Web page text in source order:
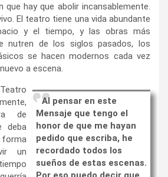
que hay que abolir incansablemente.
El teatro tiene una vida abundante
y el tiempo, y las obras más
nutren de los siglos pasados, los
se hacen modernos cada vez
a escena.
Al pensar en este
Mensaje que tengo el
honor de que me hayan
pedido que escriba, he
recordado todos los
sueños de estas escenas.
de
deba
un